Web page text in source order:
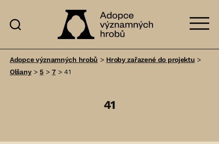
významných
Adopce významných hrobů > Hroby zařazené do projektu >
Olšany>5 >7> 41
41